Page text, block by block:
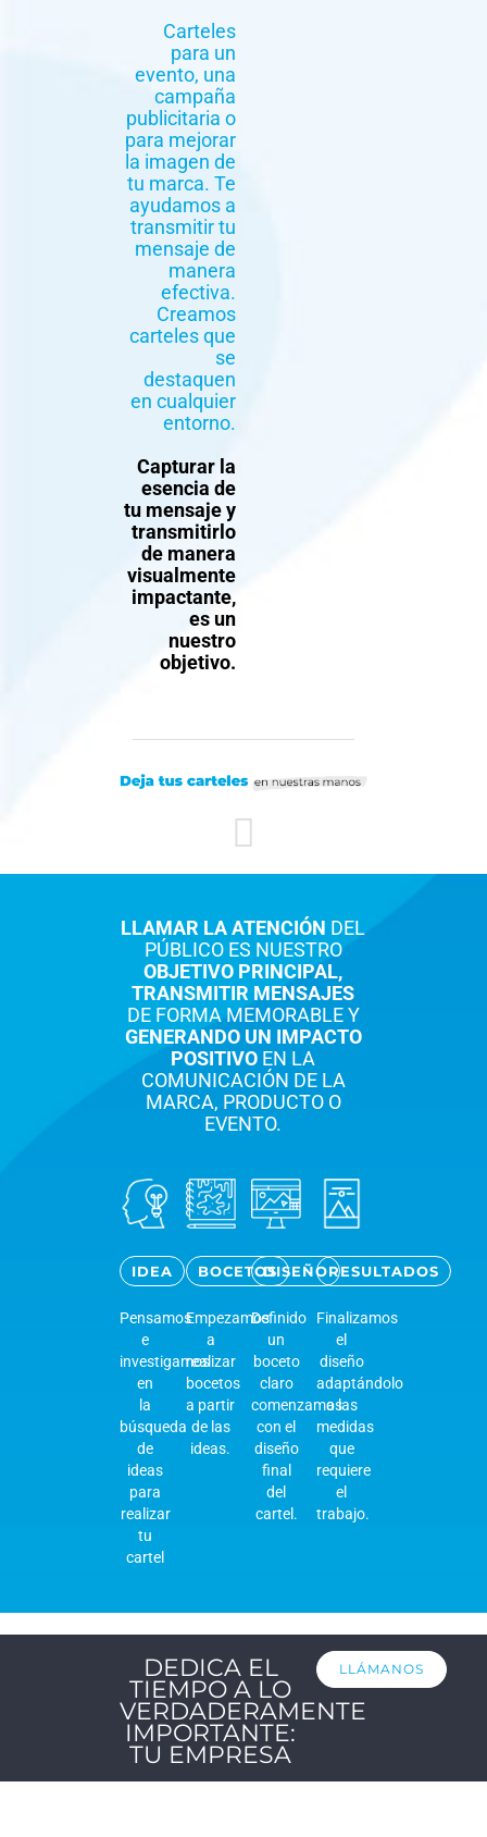
Carteles
para un
evento, una
campaña
publicitaria o
para mejorar
la imagen de
tu marca. Te
ayudamos a
transmitir tu
mensaje de
manera
efectiva.
Creamos
carteles que
se
destaquen
en cualquier
entorno.
Capturar la
esencia de
tu mensaje y
transmitirlo
de manera
visualmente
impactante,
es un
nuestro
objetivo.
LLAMAR LA ATENCIÓN DEL
PÚBLICO ES NUESTRO
OBJETIVO PRINCIPAL,
TRANSMITIR MENSAJES
DE FORMA MEMORABLE Y
GENERANDO UN IMPACTO
POSITIVO EN LA
COMUNICACIÓN DE LA
MARCA, PRODUCTO O
EVENTO.
IDEA
Pensamos
e
investigamos
en
la
búsqueda
de
ideas
para
realizar
tu
cartel
BOCETOS
Empezamos
a
realizar
bocetos
a partir
de las
ideas.
DISEÑO
Definido
un
boceto
claro
comenzamos
con el
diseño
final
del
cartel.
RESULTADOS
Finalizamos
el
diseño
adaptándolo
a las
medidas
que
requiere
el
trabajo.
DEDICA EL
TIEMPO A LO
VERDADERAMENTE
IMPORTANTE:
TU EMPRESA
LLÁMANOS